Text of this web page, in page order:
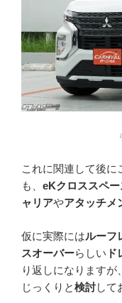
これに関連して後に
も、 eKクロススペー
ャリアやアタッチメ
仮に実際にはルーフ
スオーバーらしい
り返しになりますが、
じっくりと検討して